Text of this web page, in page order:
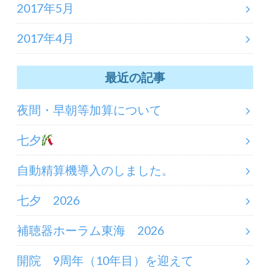
2017年5月
2017年4月
最近の記事
夜間・早朝等加算について
七夕
自動精算機導入のしました。
七夕 2026
補聴器ホーラム東海 2026
開院 9周年（10年目）を迎えて